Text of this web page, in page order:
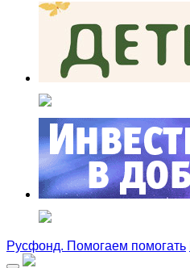
Русфонд. Помогаем помогать